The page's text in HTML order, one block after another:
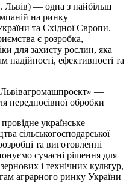
— одна з найбільш
на ринку
та Східної Європи.
є розробка,
для захисту рослин, яка
надійності, ефективності та
—
передпосівної обробки
українське
сільськогосподарської
та виготовленні
сучасні рішення для
і технічних культур,
аграрного ринку України